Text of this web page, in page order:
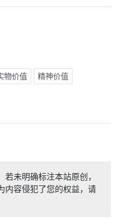
物价值 精神价值
未明确标注本站原创，
内容侵犯了您的权益，请